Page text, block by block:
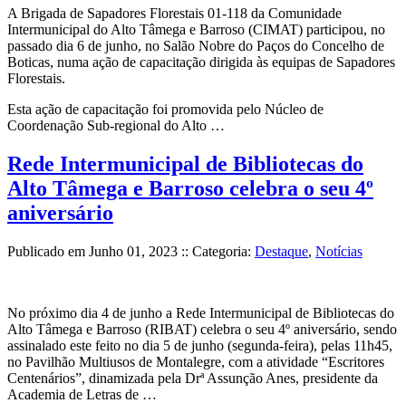
A Brigada de Sapadores Florestais 01-118 da Comunidade
Intermunicipal do Alto Tâmega e Barroso (CIMAT) participou, no
passado dia 6 de junho, no Salão Nobre do Paços do Concelho de
Boticas, numa ação de capacitação dirigida às equipas de Sapadores
Florestais.
Esta ação de capacitação foi promovida pelo Núcleo de
Coordenação Sub-regional do Alto …
Rede Intermunicipal de Bibliotecas do
Alto Tâmega e Barroso celebra o seu 4º
aniversário
Publicado em Junho 01, 2023 :: Categoria: Destaque, Notícias
No próximo dia 4 de junho a Rede Intermunicipal de Bibliotecas do
Alto Tâmega e Barroso (RIBAT) celebra o seu 4º aniversário, sendo
assinalado este feito no dia 5 de junho (segunda-feira), pelas 11h45,
no Pavilhão Multiusos de Montalegre, com a atividade “Escritores
Centenários”, dinamizada pela Drª Assunção Anes, presidente da
Academia de Letras de …